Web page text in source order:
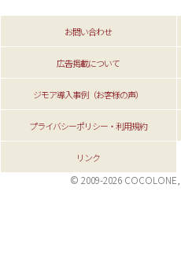
お問い合わせ
広告掲載について
ジモア導入事例（お客様の声）
プライバシーポリシー・利用規約
リンク
© 2009-2026